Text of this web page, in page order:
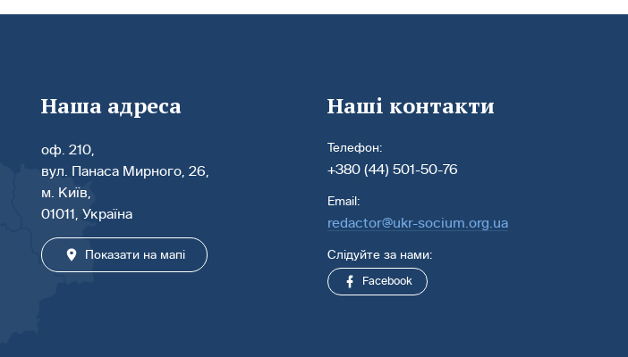
Наша адреса
оф. 210,
вул. Панаса Мирного, 26,
м. Київ,
01011, Україна
Показати на мапі
Наші контакти
Телефон:
+380 (44) 501-50-76
Email:
redactor@ukr-socium.org.ua
Слідуйте за нами:
Facebook